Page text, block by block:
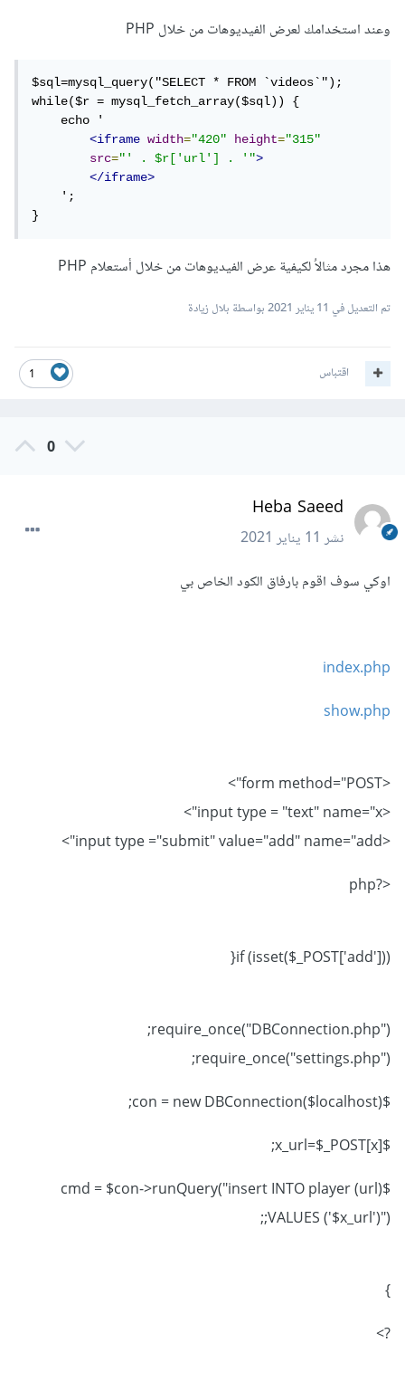
وعند استخدامك لعرض الفيديوهات من خلال PHP
$sql=mysql_query("SELECT * FROM `videos`");
while($r = mysql_fetch_array($sql)) {
    echo '
<iframe
width="420" height="315"
src="' . $r['url'] . '">
</iframe>
    ';
هذا مجرد مثالاُ لكيفية عرض الفيديوهات من خلال أستعلام PHP
تم التعديل في 11 يناير 2021 بواسطة بلال زيادة
1 اقتباس
0
Heba Saeed
نشر11 يناير 2021
اوكي سوف اقوم بارفاق الكود الخاص بي
index.php
show.php
<form method="POST">
<input type = "text" name="x">
<input type ="submit" value="add" name="add">
<?php
if (isset($_POST['add'])){
require_once("DBConnection.php");
require_once("settings.php");
$con = new DBConnection($localhost);
$x_url=$_POST[x];
$cmd = $con->runQuery("insert INTO player (url)
VALUES ('$x_url')");;
}
?>